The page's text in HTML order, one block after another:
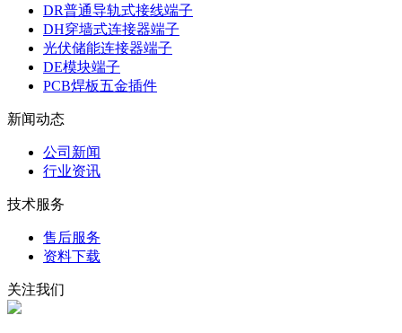
DR普通导轨式接线端子
DH穿墙式连接器端子
光伏储能连接器端子
DE模块端子
PCB焊板五金插件
新闻动态
公司新闻
行业资讯
技术服务
售后服务
资料下载
关注我们